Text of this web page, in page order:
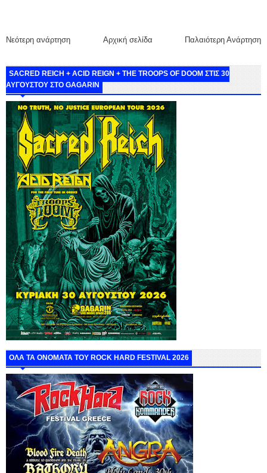
Νεότερη ανάρτηση Παλαιότερη Ανάρτηση
Αρχική σελίδα
SACRED REICH + ACID REIGN + THE TROOPS OF DOOM ΣΤΙΣ 30
ΑΥΓΟΥΣΤΟΥ ΣΤΟ GAGARIN
ΟΛΑ ΤΑ ΟΝΟΜΑΤΑ ΤΟΥ ROCK HARD FESTIVAL 2026